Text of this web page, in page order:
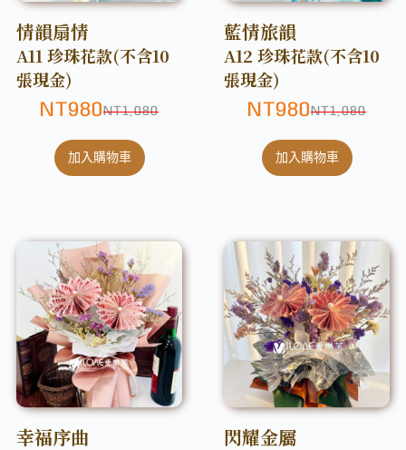
情韻扇情
A11 珍珠花款(不含10
張現金)
NT1,080
NT980
加入購物車
藍情旅韻
A12 珍珠花款(不含10
張現金)
NT1,080
NT980
加入購物車
幸福序曲 閃耀金屬